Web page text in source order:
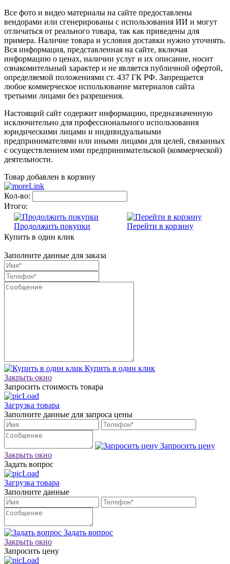
Все фото и видео материалы на сайте предоставлены
вендорами или сгенерированы с использования ИИ и могут
отличаться от реального товара, так как приведены для
примера. Наличие товара и условия доставки нужно уточнять.
Вся информация, представленная на сайте, включая
информацию о ценах, наличии услуг и их описание, носит
ознакомительный характер и не является публичной офертой,
определяемой положениями ст. 437 ГК РФ. Запрещается
любое коммерческое использование материалов сайта
третьими лицами без разрешения.
Настоящий сайт содержит информацию, предназначенную
исключительно для профессионального использования
юридическими лицами и индивидуальными
предпринимателями или иными лицами для целей, связанных
с осуществлением ими предпринимательской (коммерческой)
деятельности.
Товар добавлен в корзину
Кол-во:
Итого:
Продолжить покупки
Перейти в корзину
Купить в один клик
Заполните данные для заказа
Купить в один клик
Закрыть окно
Запросить стоимость товара
Загрузка товара
Заполните данные для запроса цены
Запросить цену
Закрыть окно
Задать вопрос
Загрузка товара
Заполните данные
Задать вопрос
Закрыть окно
Запросить цену